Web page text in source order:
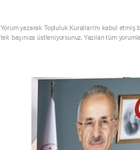
Yorum yazarak Topluluk Kuralları’nı kabul
tek başınıza üstleniyorsunuz. Yazılan tüm